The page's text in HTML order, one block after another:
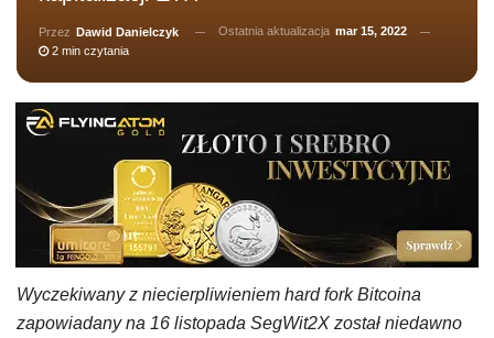
Przez Dawid Danielczyk Ostatnia aktualizacja mar 15, 2022
2 min czytania
Wyczekiwany z niecierpliwieniem hard fork Bitcoina
zapowiadany na 16 listopada SegWit2X został niedawno